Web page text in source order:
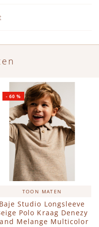
TOON MATEN
Baje Studio Longsleeve
Polo Kraag Denezy
Melange Multicolor
-60 %